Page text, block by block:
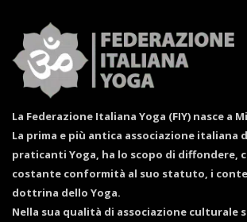
La Federazione Italiana Yoga (FIY) nasce a
La prima e più antica associazione italiana
praticanti Yoga, ha lo scopo di diffondere,
costante conformità al suo statuto, i
dottrina dello Yoga.
Nella sua qualità di associazione culturale